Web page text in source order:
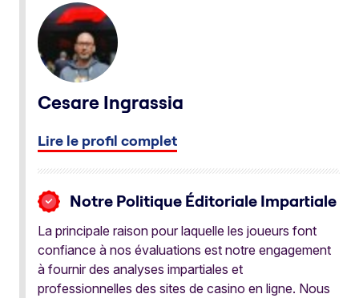
Cesare Ingrassia
Lire le profil complet
Notre Politique Éditoriale Impartiale
La principale raison pour laquelle les joueurs font
confiance à nos évaluations est notre engagement
à fournir des analyses impartiales et
professionnelles des sites de casino en ligne. Nous